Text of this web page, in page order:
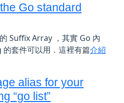
Go standard
Suffix Array ，其實 Go 內
套件可以用．這裡有篇介紹
alias for your
“go list”